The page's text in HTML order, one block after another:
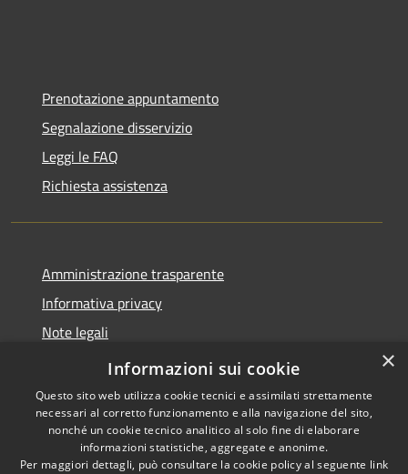
Prenotazione appuntamento
Segnalazione disservizio
Leggi le FAQ
Richiesta assistenza
Amministrazione trasparente
Informativa privacy
Note legali
Dichiarazione di accessibilità
Copyright © 2026 • Città di
×
Informazioni sui cookie
Questo sito web utilizza cookie tecnici e assimilati strettamente
necessari al corretto funzionamento e alla navigazione del sito,
nonché un cookie tecnico analitico al solo fine di elaborare
informazioni statistiche, aggregate e anonime.
Per maggiori dettagli, può consultare la cookie policy al seguente link